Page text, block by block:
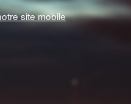
site mobile